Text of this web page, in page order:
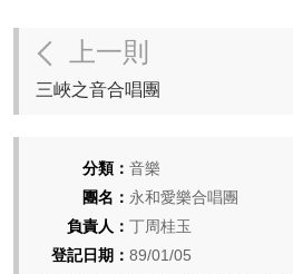
上一則
三峽之音合唱團
分類： 音樂
團名： 永和愛樂合唱團
負責人： 丁周桂玉
登記日期： 89/01/05